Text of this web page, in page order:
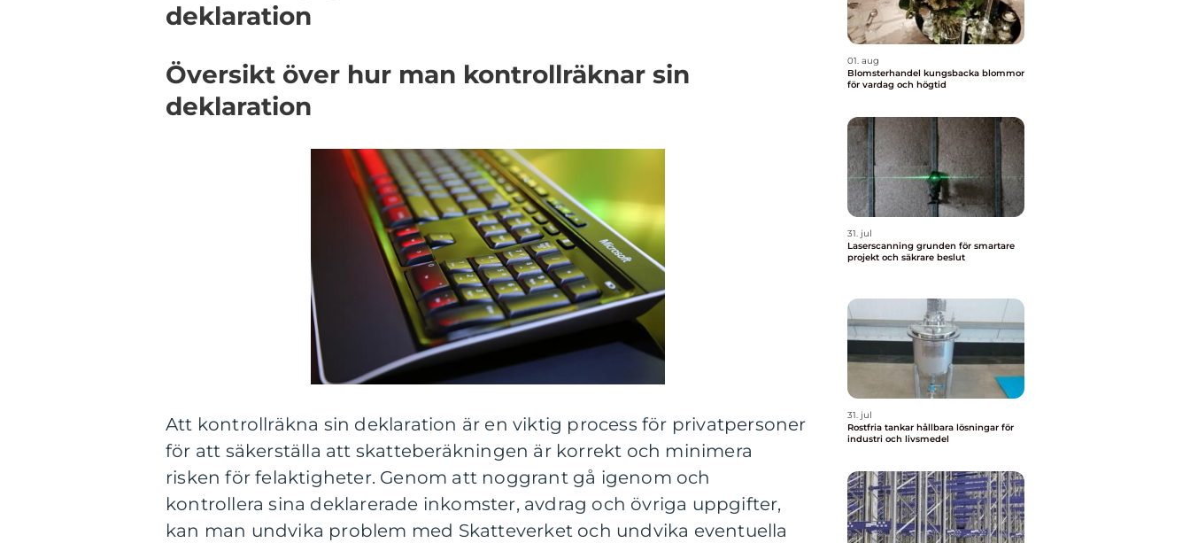
deklaration
Översikt över hur man kontrollräknar sin
deklaration
Att kontrollräkna sin deklaration är en viktig process för privatpersoner
för att säkerställa att skatteberäkningen är korrekt och minimera
risken för felaktigheter. Genom att noggrant gå igenom och
kontrollera sina deklarerade inkomster, avdrag och övriga uppgifter,
kan man undvika problem med Skatteverket och undvika eventuella
01. aug
Blomsterhandel kungsbacka blommor
för vardag och högtid
31. jul
Laserscanning grunden för smartare
projekt och säkrare beslut
31. jul
Rostfria tankar hållbara lösningar för
industri och livsmedel